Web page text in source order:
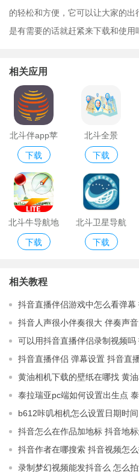
的轻松和方便，它可以让大家的
是有需要的话就赶紧来下载和使用
相关应用
北斗伴app苹
果版
下载
北斗全景
下载
北斗牛导航地
图官网版
下载
北斗卫星导航
app手机版
下载
相关教程
抖音直播伴侣游戏中怎么看弹
抖音人声很小伴奏很大 伴奏声
可以用抖音直播伴侣录制视频
抖音直播伴侣 弹幕设置 抖音直
黄油相机下载的壁纸在哪找 黄
泰拉瑞亚pc端如何设置出生点
b612咔叽相机怎么设置日期时
间
抖音怎么在作品加地标 抖音地
抖音作者在哪搜索 抖音视频怎
录制梦幻视频能发抖音么 怎么